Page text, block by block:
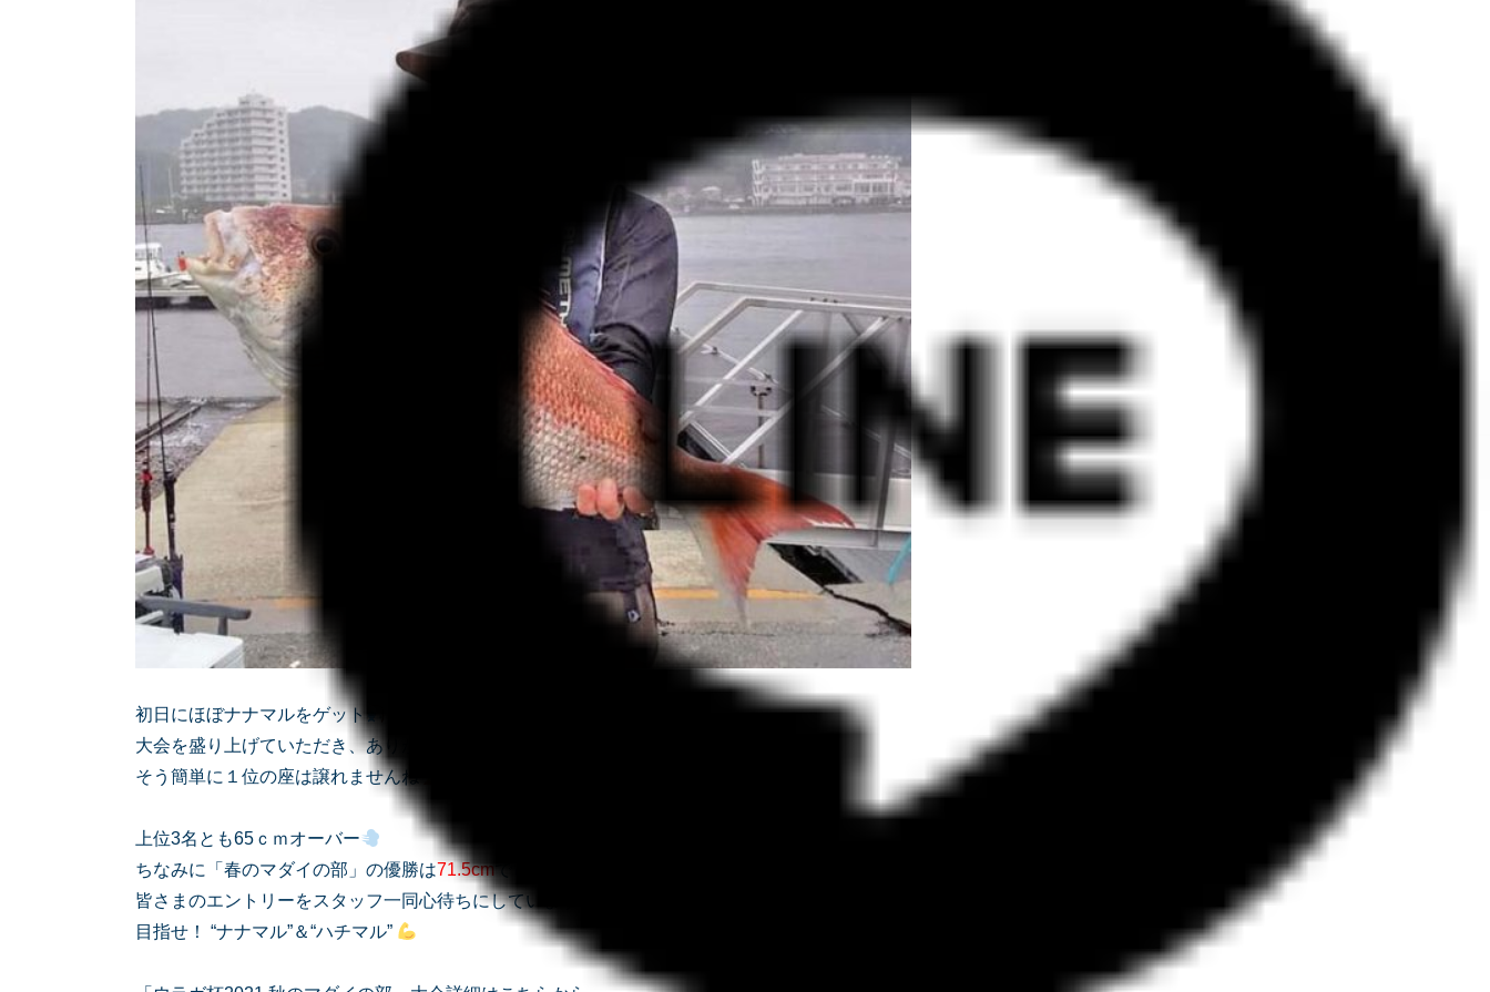
初日にほぼナナマルをゲット
大会を盛り上げていただき、ありがとうございます
そう簡単に１位の座は譲れませんね
上位3名とも65ｃｍオーバー
ちなみに「春のマダイの部」の優勝は71.5cmでした。
皆さまのエントリーをスタッフ一同心待ちにしています
目指せ！ “ナナマル”＆“ハチマル”